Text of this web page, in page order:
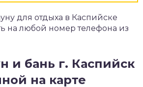
для отдыха в Каспийске
на любой номер телефона из
и бань г. Каспийск
на карте